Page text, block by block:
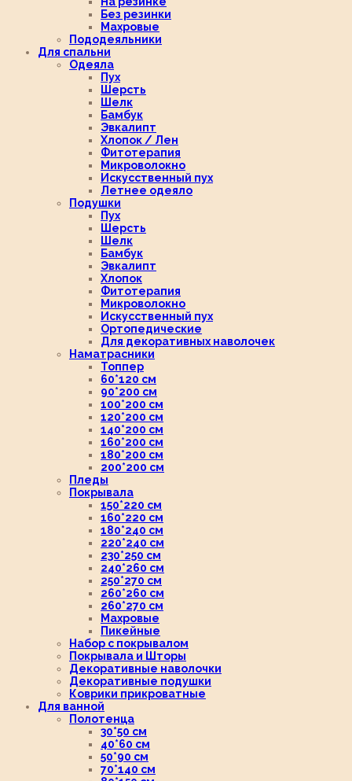
Без резинки
Махровые
Пододеяльники
Для спальни
Одеяла
Пух
Шерсть
Шелк
Бамбук
Эвкалипт
Хлопок / Лен
Фитотерапия
Микроволокно
Искусственный пух
Летнее одеяло
Подушки
Пух
Шерсть
Шелк
Бамбук
Эвкалипт
Хлопок
Фитотерапия
Микроволокно
Искусственный пух
Ортопедические
Для декоративных наволочек
Наматрасники
Топпер
60*120 см
90*200 см
100*200 см
120*200 см
140*200 см
160*200 см
180*200 см
200*200 см
Пледы
Покрывала
150*220 см
160*220 см
180*240 см
220*240 см
230*250 см
240*260 см
250*270 см
260*260 см
260*270 см
Махровые
Пикейные
Набор с покрывалом
Покрывала и Шторы
Декоративные наволочки
Декоративные подушки
Коврики прикроватные
Для ванной
Полотенца
30*50 см
40*60 см
50*90 см
70*140 см